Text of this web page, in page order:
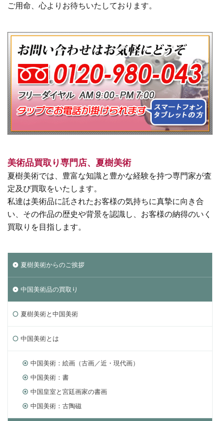
ご用命、心よりお待ちいたしております。
美術品買取り専門店、夏樹美術
夏樹美術では、豊富な知識と豊かな経験を持つ専門家が査
定及び買取をいたします。
私達は美術品に託されたお客様の気持ちに真摯に向き合
い、その作品の歴史や背景を認識し、お客様の納得のいく
買取りを目指します。
夏樹美術からのご挨拶
中国美術品の買取り
夏樹美術と中国美術
中国美術とは
中国美術：絵画（古画／近・現代画）
中国美術：書
中国皇室と宮廷画家の書画
中国美術：古陶磁